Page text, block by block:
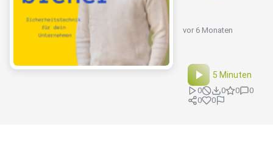
vor 6 Monaten
5 Minuten
0 0 0
0
0
0